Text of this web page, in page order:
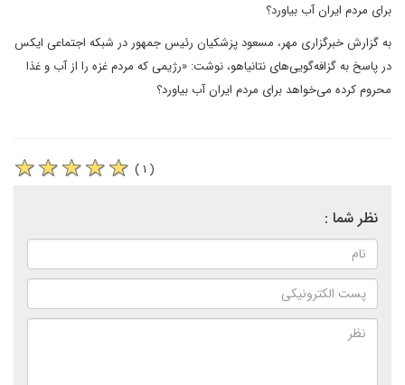
برای مردم ایران آب بیاورد؟
به گزارش خبرگزاری مهر، مسعود پزشکیان رئیس جمهور در شبکه اجتماعی ایکس
در پاسخ به گزافه‌گویی‌های نتانیاهو، نوشت: «رژیمی که مردم غزه را از آب و غذا
محروم کرده می‌خواهد برای مردم ایران آب بیاورد؟
( ۱ )
نظر شما :